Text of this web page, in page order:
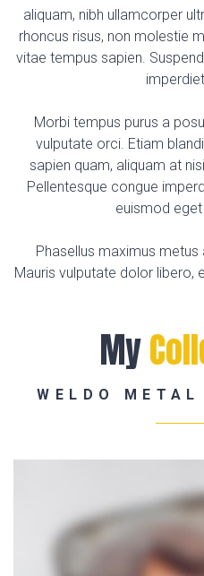
aliquam, nibh ullamcorper
rhoncus risus, non molestie
vitae tempus sapien.
Morbi tempus purus a
vulputate orci. Etiam
sapien quam, aliquam at
Pellentesque congue
euismod
Phasellus maximus
Mauris vulputate dolor libero,
My
WELDO